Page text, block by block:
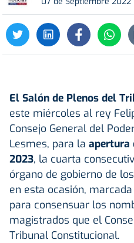
El Salón de Plenos del
este miércoles al rey
Consejo General del
Lesmes, para la apertura
2023, la cuarta
órgano de gobierno de
en esta ocasión,
para consensuar los
magistrados que el
Tribunal Constitucional.